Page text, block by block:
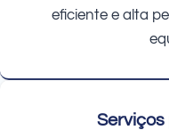
eficiente e alta